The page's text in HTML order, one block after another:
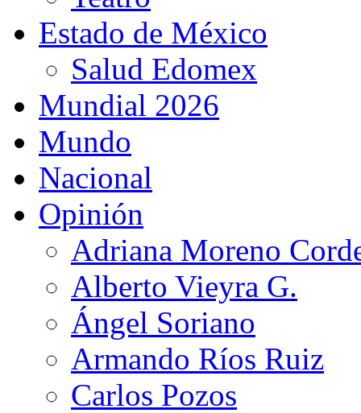
Estado de México
Salud Edomex
Mundial 2026
Mundo
Nacional
Opinión
Adriana Moreno
Alberto Vieyra G.
Ángel Soriano
Armando Ríos Ruiz
Carlos Pozos